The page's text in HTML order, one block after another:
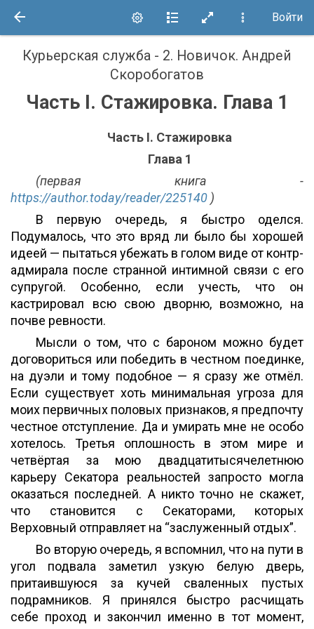
Войти
Курьерская служба - 2. Новичок. Андрей
Скоробогатов
Часть I. Стажировка. Глава 1
Часть I. Стажировка
Глава 1
(первая книга -
https://author.today/reader/225140 )
В первую очередь, я быстро оделся.
Подумалось, что это вряд ли было бы хорошей
идеей — пытаться убежать в голом виде от контр-
адмирала после странной интимной связи с его
супругой. Особенно, если учесть, что он
кастрировал всю свою дворню, возможно, на
почве ревности.
Мысли о том, что с бароном можно будет
договориться или победить в честном поединке,
на дуэли и тому подобное — я сразу же отмёл.
Если существует хоть минимальная угроза для
моих первичных половых признаков, я предпочту
честное отступление. Да и умирать мне не особо
хотелось. Третья оплошность в этом мире и
четвёртая за мою двадцатитысячелетнюю
карьеру Секатора реальностей запросто могла
оказаться последней. А никто точно не скажет,
что становится с Секаторами, которых
Верховный отправляет на “заслуженный отдых”.
Во вторую очередь, я вспомнил, что на пути в
угол подвала заметил узкую белую дверь,
притаившуюся за кучей сваленных пустых
подрамников. Я принялся быстро расчищать
себе проход и закончил именно в тот момент,